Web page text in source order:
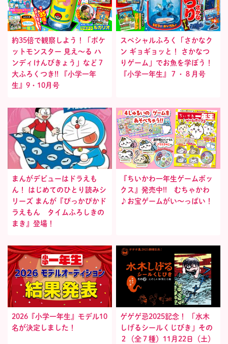
約35倍で観察しよう！「ポケ
ットモンスター 見え〜る ハ
ンディけんびきょう」など７
大ふろくつき!! 『小学一年
生』9・10月号
スペシャルふろく「さかなク
ン ギョギョッと！ さかなつ
りゲーム」でお魚を学ぼう！
『小学一年生』７・８月号
まんがデビューはドラえも
ん！ はじめてのひとり読みシ
リーズ まんが『ぴっかぴかド
ラえもん タイムふろしきの
まき』登場！
『ちいかわ一年生ゲームボッ
クス』発売中!! むちゃかわ
♪お宝ゲームがい〜っぱい！
2026『小学一年生』モデル10
名が決定しました！
ゲゲゲ忌2025記念！ 「水木
しげるシールくじびき」その
２（全７種）11月22日（土）